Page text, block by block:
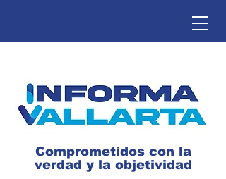
Comprometidos con la
verdad y la objetividad